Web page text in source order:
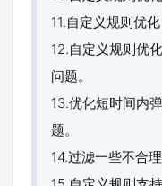
11.自定义规则优
12.自定义规则优
问题。
13.优化短时间内
题。
14.过滤一些不合